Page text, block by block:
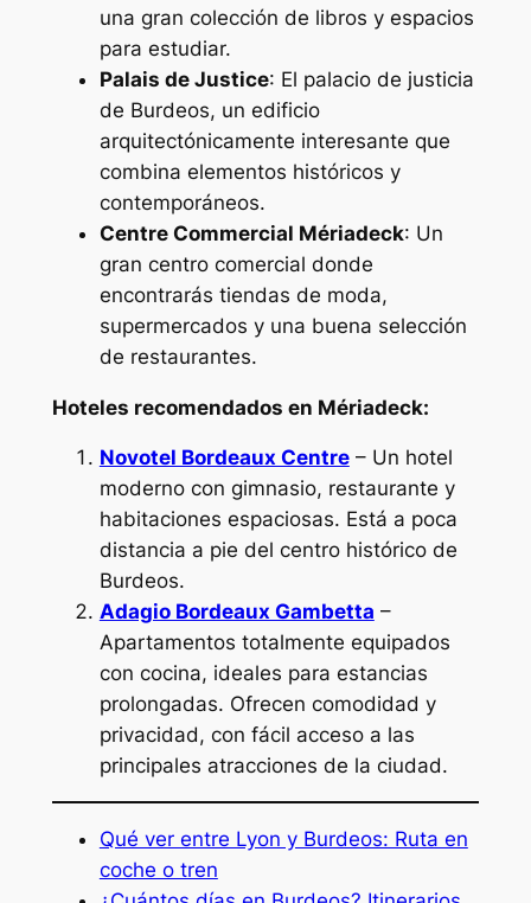
una gran colección de libros y espacios
para estudiar.
Palais de Justice: El palacio de justicia
de Burdeos, un edificio
arquitectónicamente interesante que
combina elementos históricos y
contemporáneos.
Centre Commercial Mériadeck: Un
gran centro comercial donde
encontrarás tiendas de moda,
supermercados y una buena selección
de restaurantes.
Hoteles recomendados en Mériadeck:
Novotel Bordeaux Centre– Un hotel
moderno con gimnasio, restaurante y
habitaciones espaciosas. Está a poca
distancia a pie del centro histórico de
Burdeos.
Adagio Bordeaux Gambetta –
Apartamentos totalmente equipados
con cocina, ideales para estancias
prolongadas. Ofrecen comodidad y
privacidad, con fácil acceso a las
principales atracciones de la ciudad.
Qué ver entre Lyon y Burdeos: Ruta en
coche o tren